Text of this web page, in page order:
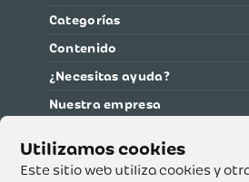
Este sitio web utiliza cookies y
Categorías
Contenido
¿Necesitas ayuda?
Nuestra empresa